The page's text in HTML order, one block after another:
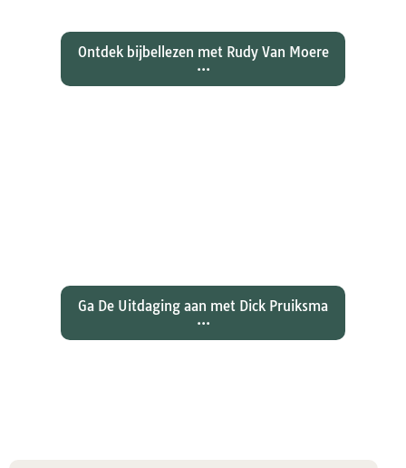
Ontdek bijbellezen met Rudy Van Moere
...
Ga De Uitdaging aan met Dick Pruiksma
...